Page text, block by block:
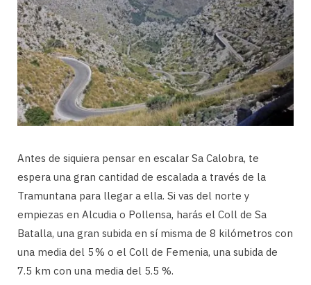
Antes de siquiera pensar en escalar Sa Calobra, te
espera una gran cantidad de escalada a través de la
Tramuntana para llegar a ella. Si vas del norte y
empiezas en Alcudia o Pollensa, harás el Coll de Sa
Batalla, una gran subida en sí misma de 8 kilómetros con
una media del 5 % o el Coll de Femenia, una subida de
7.5 km con una media del 5.5 %.